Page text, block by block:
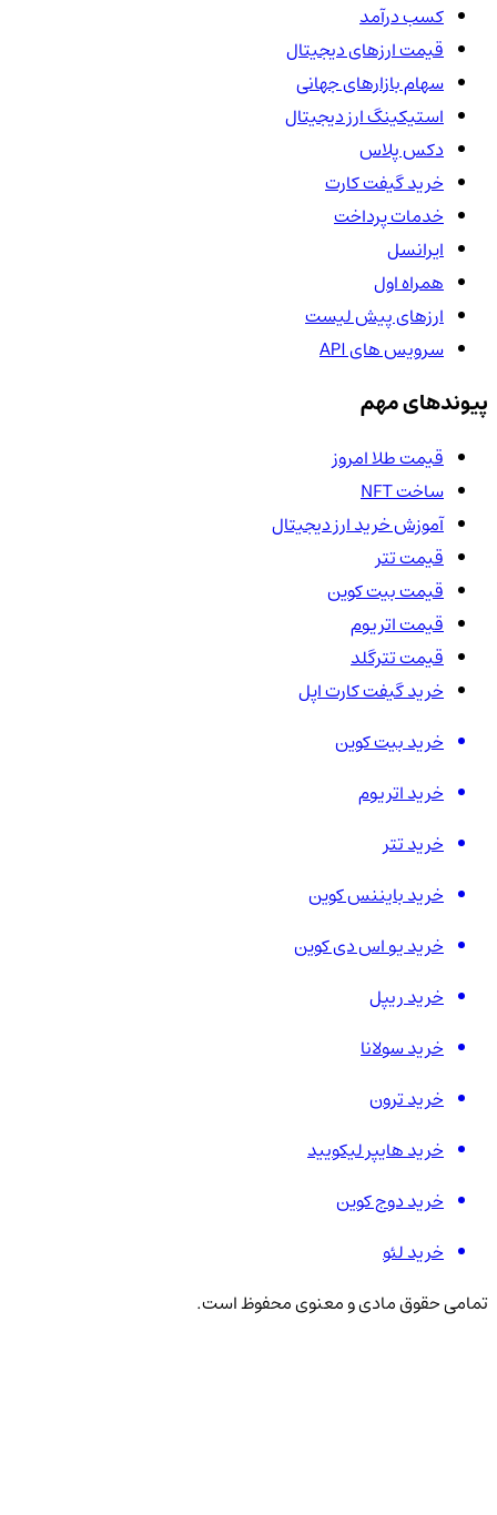
کسب درآمد
قیمت ارزهای دیجیتال
سهام بازارهای جهانی
استیکینگ ارز دیجیتال
دکس پلاس
خرید گیفت کارت
خدمات پرداخت
ایرانسل
همراه اول
ارزهای پیش لیست
سرویس های API
پیوندهای مهم
قیمت طلا امروز
ساخت NFT
آموزش خرید ارز دیجیتال
قیمت تتر
قیمت بیت کوین
قیمت اتریوم
قیمت تترگلد
خرید گیفت کارت اپل
خرید بیت کوین
خرید اتریوم
خرید تتر
خرید بایننس کوین
خرید یو اس دی کوین
خرید ریپل
خرید سولانا
خرید ترون
خرید هایپر لیکویید
خرید دوج کوین
خرید لئو
تمامی حقوق مادی و معنوی محفوظ است.